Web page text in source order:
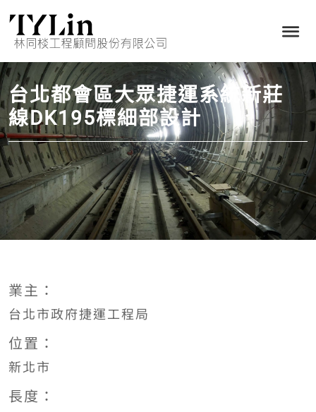
台北都會區大眾捷運系統新莊
線DK195標細部設計
業主：
台北市政府捷運工程局
位置：
新北市
長度：